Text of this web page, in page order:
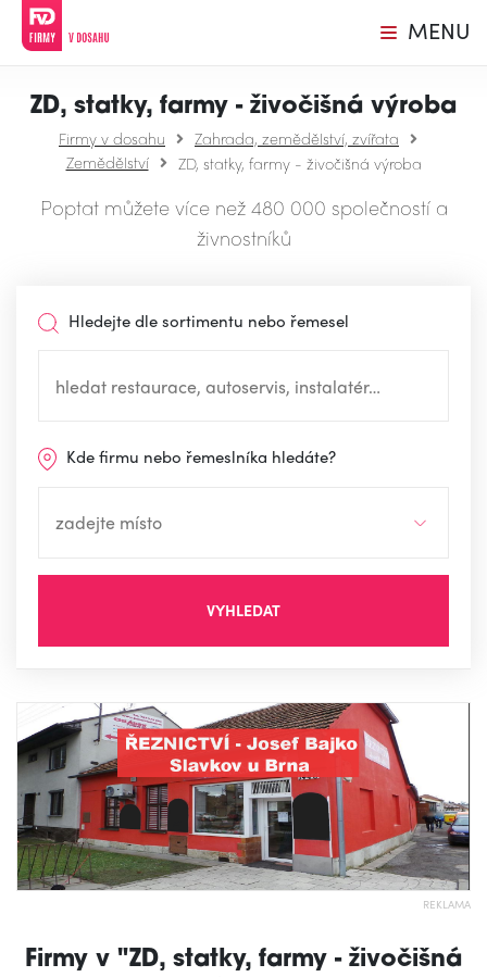
MENU
ZD, statky, farmy - živočišná výroba
Firmy v dosahu
Zahrada, zemědělství, zvířata
Zemědělství
ZD, statky, farmy - živočišná výroba
Poptat můžete více než 480 000 společností a
živnostníků
Hledejte dle sortimentu nebo řemesel
Kde firmu nebo řemeslníka hledáte?
VYHLEDAT
REKLAMA
Firmy v "ZD, statky, farmy - živočišná